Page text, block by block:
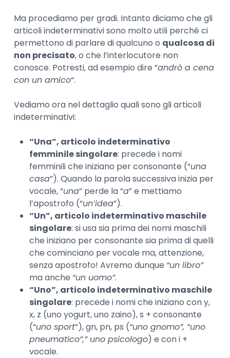
Ma procediamo per gradi. Intanto diciamo che gli
articoli indeterminativi sono molto utili perché ci
permettono di parlare di qualcuno o qualcosa di
non precisato, o che l’interlocutore non
conosce. Potresti, ad esempio dire “andrò a cena
con un amico“.
Vediamo ora nel dettaglio quali sono gli articoli
indeterminativi:
“Una”, articolo indeterminativo
femminile singolare: precede i nomi
femminili che iniziano per consonante (“una
casa”). Quando la parola successiva inizia per
vocale, “una” perde la “a” e mettiamo
l’apostrofo (“un’idea”).
“Un”, articolo indeterminativo maschile
singolare: si usa sia prima dei nomi maschili
che iniziano per consonante sia prima di quelli
che cominciano per vocale ma, attenzione,
senza apostrofo! Avremo dunque “un libro”
ma anche “un uomo”.
“Uno”, articolo indeterminativo maschile
singolare: precede i nomi che iniziano con y,
x, z (uno yogurt, uno zaino), s + consonante
(“uno sport”), gn, pn, ps (“uno gnomo”, “uno
pneumatico”,” uno psicologo) e con i +
vocale.